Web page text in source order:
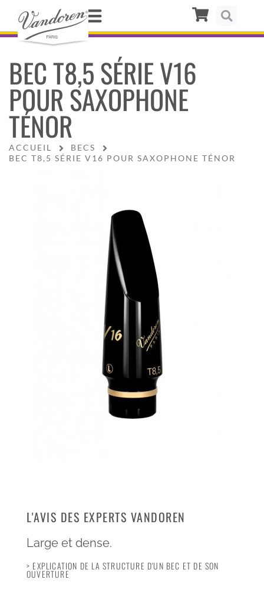
BEC T8,5 SÉRIE V16
POUR SAXOPHONE
TÉNOR
ACCUEIL
BECS
BEC T8,5 SÉRIE V16 POUR SAXOPHONE TÉNOR
L'AVIS DES EXPERTS VANDOREN
Large et dense.
> EXPLICATION DE LA STRUCTURE D'UN BEC ET DE SON
OUVERTURE